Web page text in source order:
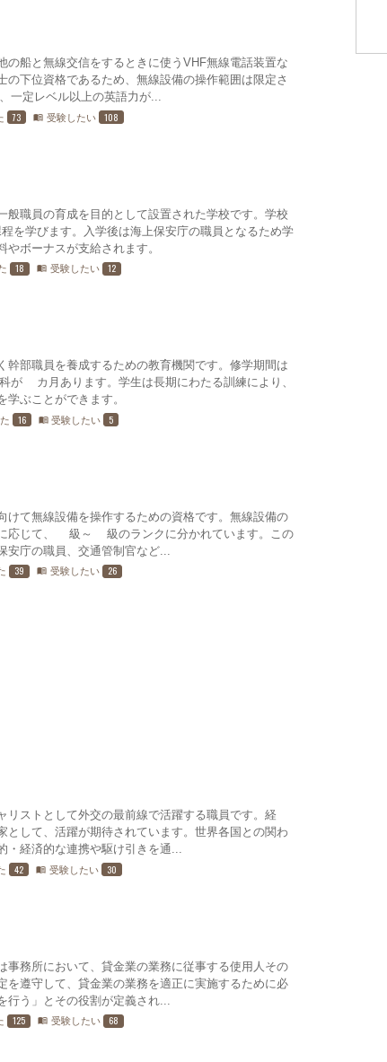
の船と無線交信をするときに使うVHF無線電話装置な
の下位資格であるため、無線設備の操作範囲は限定さ
一定レベル以上の英語力が...
73 menu_book 受験したい 108
般職員の育成を目的として設置された学校です。学校
学びます。入学後は海上保安庁の職員となるため学
ボーナスが支給されます。
18 menu_book 受験したい 12
幹部職員を養成するための教育機関です。修学期間は
6カ月あります。学生は長期にわたる訓練により、
ぶことができます。
16 menu_book 受験したい 5
けて無線設備を操作するための資格です。無線設備の
応じて、1級～4級のランクに分かれています。この
庁の職員、交通管制官など...
39 menu_book 受験したい 26
リストとして外交の最前線で活躍する職員です。経
として、活躍が期待されています。世界各国との関わ
・経済的な連携や駆け引きを通...
42 menu_book 受験したい 30
事務所において、貸金業の業務に従事する使用人その
を遵守して、貸金業の業務を適正に実施するために必
う」とその役割が定義され...
125 menu_book 受験したい 68